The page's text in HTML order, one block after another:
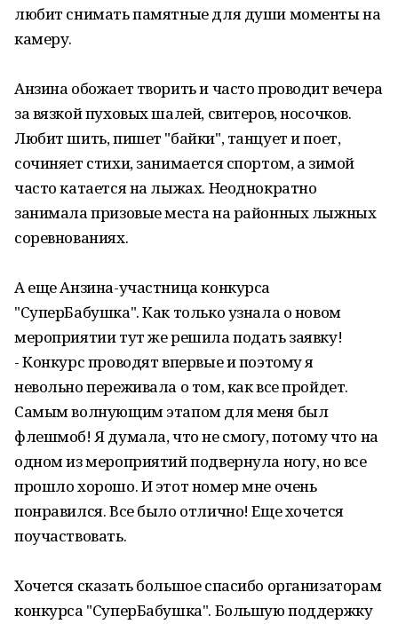
любит снимать памятные для души моменты на
камеру.
Анзина обожает творить и часто проводит вечера
за вязкой пуховых шалей, свитеров, носочков.
Любит шить, пишет "байки", танцует и поет,
сочиняет стихи, занимается спортом, а зимой
часто катается на лыжах. Неоднократно
занимала призовые места на районных лыжных
соревнованиях.
А еще Анзина-участница конкурса
"СуперБабушка". Как только узнала о новом
мероприятии тут же решила подать заявку!
- Конкурс проводят впервые и поэтому я
невольно переживала о том, как все пройдет.
Самым волнующим этапом для меня был
флешмоб! Я думала, что не смогу, потому что на
одном из мероприятий подвернула ногу, но все
прошло хорошо. И этот номер мне очень
понравился. Все было отлично! Еще хочется
поучаствовать.
Хочется сказать большое спасибо организаторам
конкурса "СуперБабушка". Большую поддержку